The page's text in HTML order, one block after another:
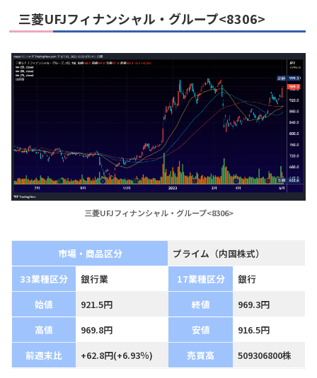
三菱UFJフィナンシャル・グループ<8306>
三菱UFJフィナンシャル・グループ<8306>
市場・商品区分
プライム（内国株式）
33業種区分
銀行業 17業種区分
銀行
始値
921.5円 終値
969.3円
高値
969.8円 安値
916.5円
前週末比
+62.8円(+6.93％) 売買高 509306800株